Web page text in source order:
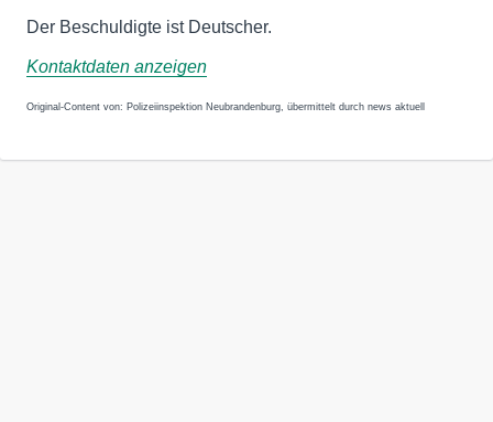
Der Beschuldigte ist Deutscher.
Kontaktdaten anzeigen
Original-Content von: Polizeiinspektion Neubrandenburg, übermittelt durch news aktuell